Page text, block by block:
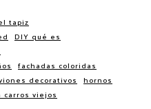
tapiz
DIY qué es
fachadas coloridas
decorativos hornos
viejos